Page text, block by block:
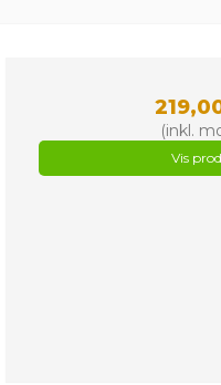
(inkl.
Vis